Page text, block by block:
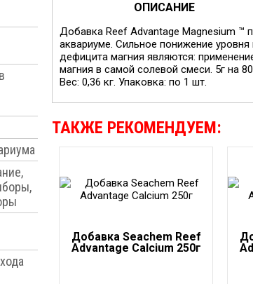
ОПИСАНИЕ
Добавка Reef Advantage Magnesium ™
аквариуме. Сильное понижение
дефицита магния являются:
магния в самой солевой смеси. 5г на
Вес: 0,36 кг. Упаковка: по 1 шт.
ТАКЖЕ РЕКОМЕНДУЕМ:
Добавка Seachem Reef
Advantage Calcium 250г